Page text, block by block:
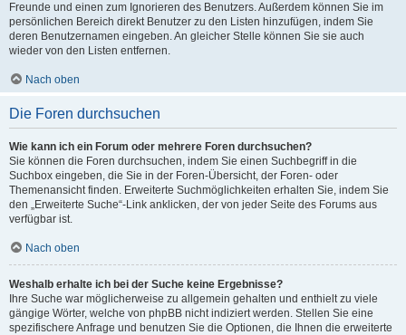
Freunde und einen zum Ignorieren des Benutzers. Außerdem können Sie im
persönlichen Bereich direkt Benutzer zu den Listen hinzufügen, indem Sie
deren Benutzernamen eingeben. An gleicher Stelle können Sie sie auch
wieder von den Listen entfernen.
Nach oben
Die Foren durchsuchen
Wie kann ich ein Forum oder mehrere Foren durchsuchen?
Sie können die Foren durchsuchen, indem Sie einen Suchbegriff in die
Suchbox eingeben, die Sie in der Foren-Übersicht, der Foren- oder
Themenansicht finden. Erweiterte Suchmöglichkeiten erhalten Sie, indem Sie
den „Erweiterte Suche“-Link anklicken, der von jeder Seite des Forums aus
verfügbar ist.
Nach oben
Weshalb erhalte ich bei der Suche keine Ergebnisse?
Ihre Suche war möglicherweise zu allgemein gehalten und enthielt zu viele
gängige Wörter, welche von phpBB nicht indiziert werden. Stellen Sie eine
spezifischere Anfrage und benutzen Sie die Optionen, die Ihnen die erweiterte